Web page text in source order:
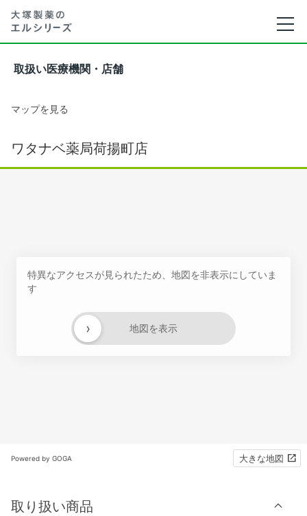
取扱い医療機関・店舗
マップを見る
ワタナベ薬局荷揚町店
特異なアクセスが見られたため、地図を非表示にしていま
す
地図を表示
›
Powered by GOGA 大きな地図
取り扱い商品